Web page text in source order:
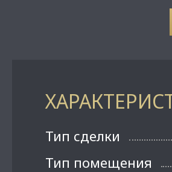
Тип сделки
Тип помещения